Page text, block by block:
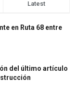
Latest
en Ruta 68 entre
del último artículo